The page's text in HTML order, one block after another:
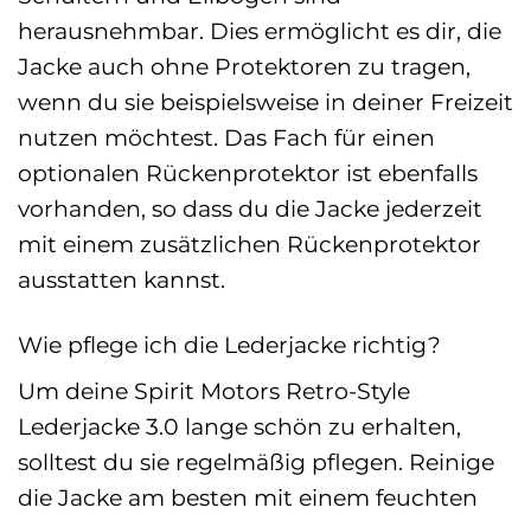
herausnehmbar. Dies ermöglicht es dir, die
Jacke auch ohne Protektoren zu tragen,
wenn du sie beispielsweise in deiner Freizeit
nutzen möchtest. Das Fach für einen
optionalen Rückenprotektor ist ebenfalls
vorhanden, so dass du die Jacke jederzeit
mit einem zusätzlichen Rückenprotektor
ausstatten kannst.
Wie pflege ich die Lederjacke richtig?
Um deine Spirit Motors Retro-Style
Lederjacke 3.0 lange schön zu erhalten,
solltest du sie regelmäßig pflegen. Reinige
die Jacke am besten mit einem feuchten